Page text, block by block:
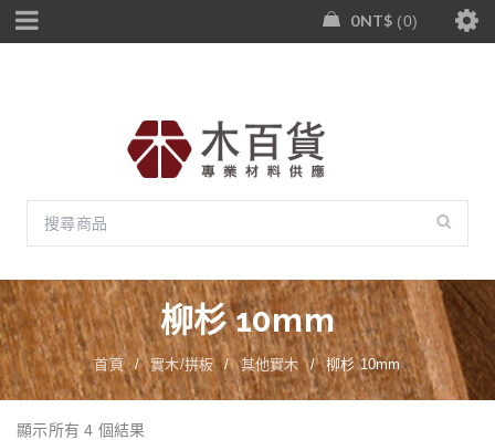
0NT$ 0
柳杉 10mm
首頁 / 實木/拼板 / 其他實木 / 柳杉 10mm
顯示所有 4 個結果